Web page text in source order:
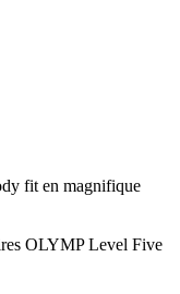
fit en magnifique
OLYMP Level Five